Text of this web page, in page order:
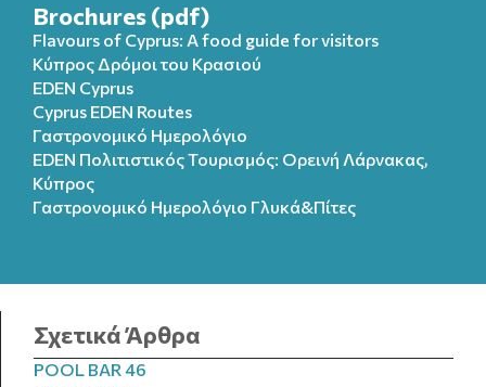
Brochures (pdf)
Flavours of Cyprus: A food guide for visitors
Κύπρος Δρόμοι του Κρασιού
EDEN Cyprus
Cyprus EDEN Routes
Γαστρονομικό Ημερολόγιο
EDEN Πολιτιστικός Τουρισμός: Ορεινή Λάρνακας,
Κύπρος
Γαστρονομικό Ημερολόγιo Γλυκά&Πίτες
Σχετικά Άρθρα
POOL BAR 46